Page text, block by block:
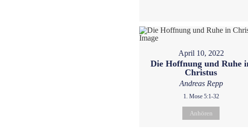
April 10, 2022
Die Hoffnung und Ruhe
Christus
Andreas Repp
1. Mose 5:1-32
Anhören